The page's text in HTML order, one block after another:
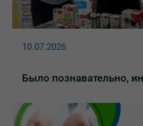
10.07.2026
Было познавательно,